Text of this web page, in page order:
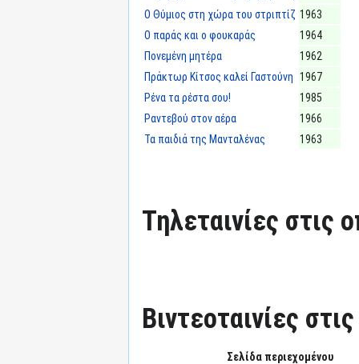
Ο Θύμιος στη χώρα του στριπτίζ 1963
Ο παράς και ο φουκαράς
1964
Πονεμένη μητέρα
1962
Πράκτωρ Κίτσος καλεί Γαστούνη 1967
Ρένα τα ρέστα σου!
1985
Ραντεβού στον αέρα
1966
Τα παιδιά της Μανταλένας
1963
Τηλεταινίες στις
Βιντεοταινίες
Σελίδα περιεχομένου